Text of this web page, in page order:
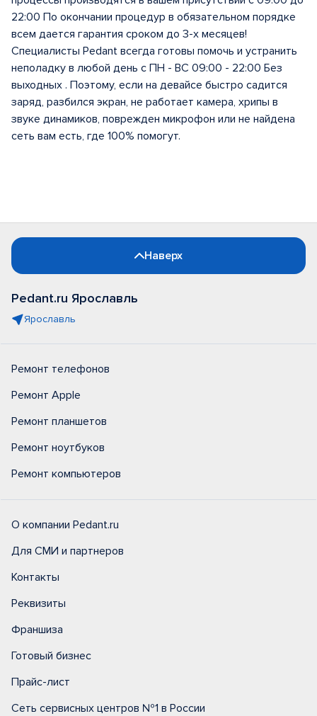
22:00 По окончании процедур в обязательном порядке
всем дается гарантия сроком до 3-х месяцев!
Специалисты Pedant всегда готовы помочь и устранить
неполадку в любой день с ПН - ВС 09:00 - 22:00 Без
выходных . Поэтому, если на девайсе быстро садится
заряд, разбился экран, не работает камера, хрипы в
звуке динамиков, поврежден микрофон или не найдена
сеть вам есть, где 100% помогут.
Наверх
Pedant.ru Ярославль
Ярославль
Ремонт телефонов
Ремонт Apple
Ремонт планшетов
Ремонт ноутбуков
Ремонт компьютеров
О компании Pedant.ru
Для СМИ и партнеров
Контакты
Реквизиты
Франшиза
Готовый бизнес
Прайс-лист
Сеть сервисных центров №1 в России